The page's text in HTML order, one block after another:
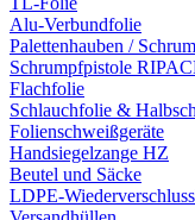
Alu-Verbundfolie
Palettenhauben /
Schrumpfpistole
Flachfolie
Schlauchfolie &
Folienschweißgeräte
Handsiegelzange HZ
Beutel und Säcke
LDPE-